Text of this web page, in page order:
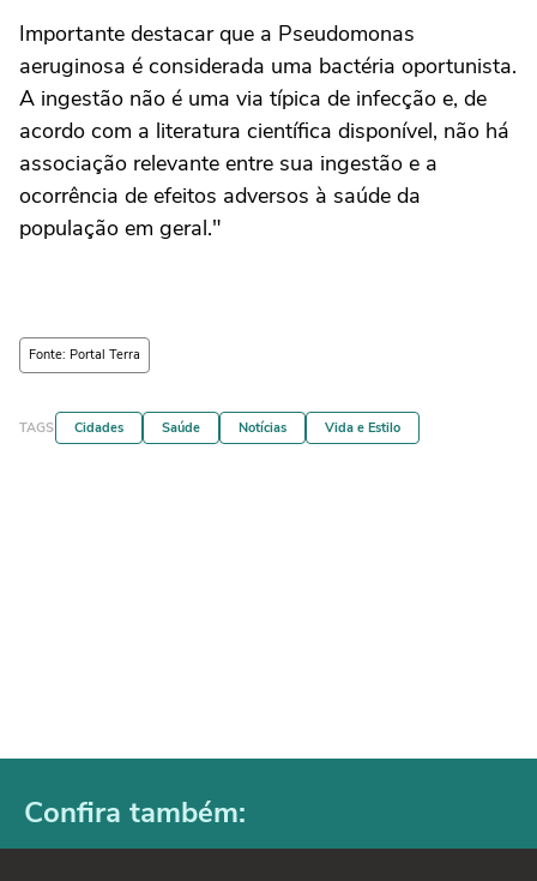
Importante destacar que a Pseudomonas
aeruginosa é considerada uma bactéria oportunista.
A ingestão não é uma via típica de infecção e, de
acordo com a literatura científica disponível, não há
associação relevante entre sua ingestão e a
ocorrência de efeitos adversos à saúde da
população em geral."
Fonte: Portal Terra
TAGS Cidades Saúde Notícias Vida e Estilo
Confira também: